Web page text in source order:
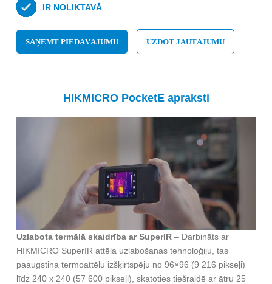
IR NOLIKTAVĀ
SAŅEMT PIEDĀVĀJUMU UZDOT JAUTĀJUMU
HIKMICRO PocketE apraksti
Uzlabota termālā skaidrība ar SuperIR – Darbināts ar
HIKMICRO SuperIR attēla uzlabošanas tehnoloģiju, tas
paaugstina termoattēlu izšķirtspēju no 96×96 (9 216 pikseļi)
līdz 240 x 240 (57 600 pikseļi), skatoties tiešraidē ar ātru 25